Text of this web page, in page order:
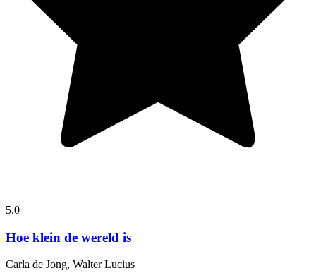
5.0
Hoe klein de wereld is
Carla de Jong, Walter Lucius